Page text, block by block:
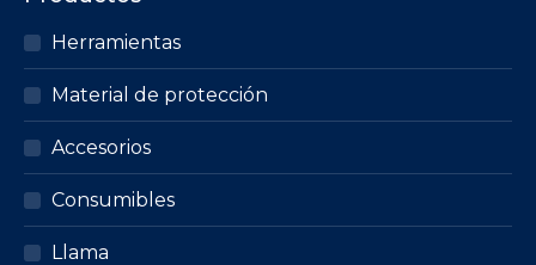
Herramientas
Material de protección
Accesorios
Consumibles
Llama